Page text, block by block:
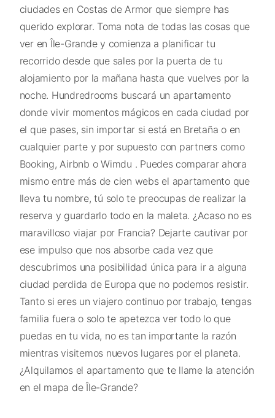
ciudades en Costas de Armor que siempre has
querido explorar. Toma nota de todas las cosas que
ver en Île-Grande y comienza a planificar tu
recorrido desde que sales por la puerta de tu
alojamiento por la mañana hasta que vuelves por la
noche. Hundredrooms buscará un apartamento
donde vivir momentos mágicos en cada ciudad por
el que pases, sin importar si está en Bretaña o en
cualquier parte y por supuesto con partners como
Booking, Airbnb o Wimdu . Puedes comparar ahora
mismo entre más de cien webs el apartamento que
lleva tu nombre, tú solo te preocupas de realizar la
reserva y guardarlo todo en la maleta. ¿Acaso no es
maravilloso viajar por Francia? Dejarte cautivar por
ese impulso que nos absorbe cada vez que
descubrimos una posibilidad única para ir a alguna
ciudad perdida de Europa que no podemos resistir.
Tanto si eres un viajero continuo por trabajo, tengas
familia fuera o solo te apetezca ver todo lo que
puedas en tu vida, no es tan importante la razón
mientras visitemos nuevos lugares por el planeta.
¿Alquilamos el apartamento que te llame la atención
en el mapa de Île-Grande?